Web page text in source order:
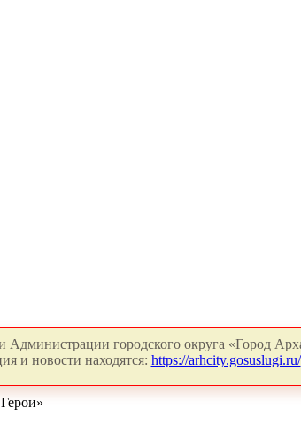
Администрации городского округа «Город
и новости находятся: https://arhcity.gosuslugi.ru/